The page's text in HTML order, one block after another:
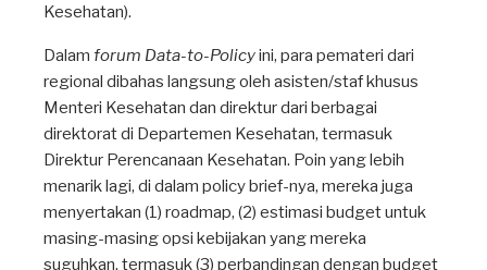
Kesehatan).
Dalam forum Data-to-Policyini, para pemateri dari
regional dibahas langsung oleh asisten/staf khusus
Menteri Kesehatan dan direktur dari berbagai
direktorat di Departemen Kesehatan, termasuk
Direktur Perencanaan Kesehatan. Poin yang lebih
menarik lagi, di dalam policy brief-nya, mereka juga
menyertakan (1) roadmap, (2) estimasi budget untuk
masing-masing opsi kebijakan yang mereka
suguhkan, termasuk (3) perbandingan dengan budget